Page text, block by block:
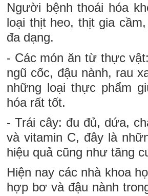
Người bệnh thoái hóa
loại thịt heo, thịt gia
đa dạng.
- Các món ăn từ thực
ngũ cốc, đậu nành, rau
những loại thực phẩm
hóa rất tốt.
- Trái cây: đu đủ, dứa,
và vitamin C, đây là
hiệu quả cũng như tăng
Hiện nay các nhà khoa
hợp bơ và đậu nành